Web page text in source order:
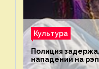
Культура
Полиция
нападении на